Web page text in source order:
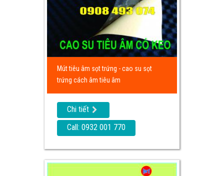
Mút tiêu âm sọt trứng - cao su sọt
trứng cách âm tiêu âm
Chi tiết
Call: 0932 001 770